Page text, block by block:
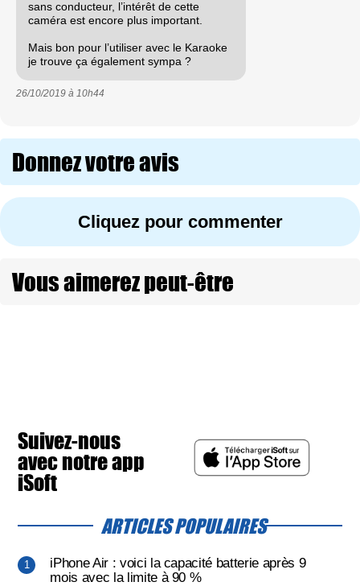
sans conducteur, l’intérêt de cette
caméra est encore plus important.
Mais bon pour l’utiliser avec le Karaoke
je trouve ça également sympa ?
26/10/2019 à 10h44
Donnez votre avis
Cliquez pour commenter
Vous aimerez peut-être
Suivez-nous
avec notre app
iSoft
ARTICLES POPULAIRES
iPhone Air : voici la capacité batterie après 9
mois avec la limite à 90 %